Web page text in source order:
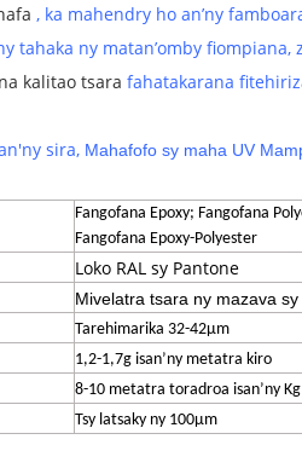
, ka mahendry ho an’ny
tahaka ny matan’omby fiompiana,
kalitao tsara fahatakarana
sira, Mahafofo sy maha UV
Fangofana Epoxy; Fangofana
Fangofana Epoxy-Polyester
Loko RAL sy Pantone
Mivelatra tsara ny mazava
Tarehimarika 32-42μm
1,2-1,7g isan’ny metatra kiro
8-10 metatra toradroa isan’ny
Tsy latsaky ny 100μm